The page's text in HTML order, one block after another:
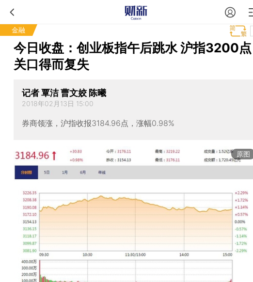
金融
今日收盘：创业板指午后跳水 沪指3200点
关口得而复失
记者 覃洁 曹文姣 陈曦
2018年02月13日 15:00
券商领涨，沪指收报3184.96点，涨幅0.98%
原图